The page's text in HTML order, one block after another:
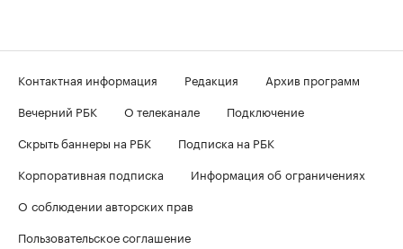
Контактная информация Редакция
Архив программ
Вечерний РБК
О телеканале
Подключение
Скрыть баннеры на РБК
Подписка на РБК
Корпоративная подписка
Информация об ограничениях
О соблюдении авторских прав
Пользовательское соглашение